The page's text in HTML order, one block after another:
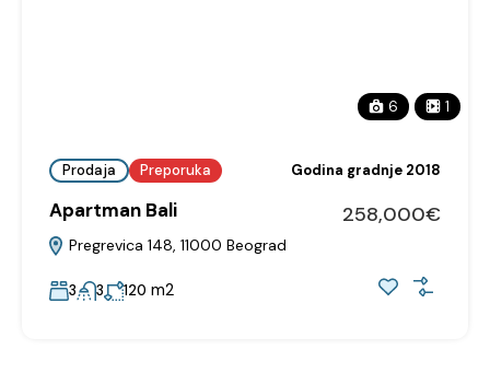
6 1
Prodaja Preporuka Godina gradnje 2018
Apartman Bali
Pregrevica 148, 11000 Beograd
258,000€
3 3 120 m2